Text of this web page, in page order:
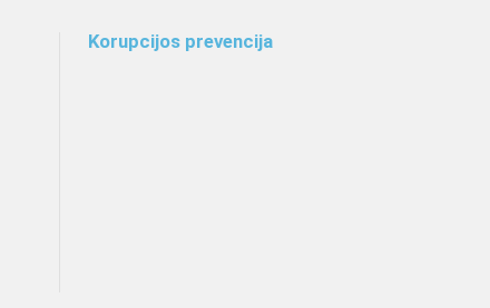
Korupcijos prevencija